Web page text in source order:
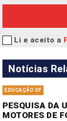
Li e aceito a
Notícias
EDUCAÇÃO DF
PESQUISA DA
MOTORES DE